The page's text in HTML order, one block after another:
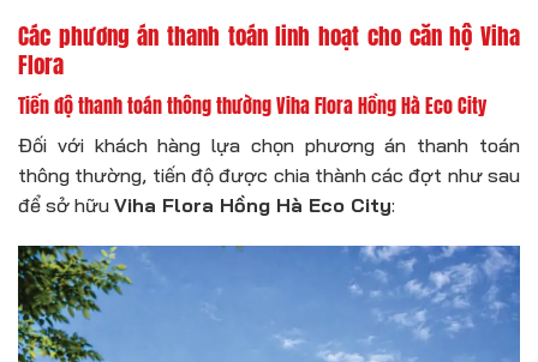
Các phương án thanh toán linh hoạt cho căn hộ Viha
Flora
Tiến độ thanh toán thông thường Viha Flora Hồng Hà Eco City
Đối với khách hàng lựa chọn phương án thanh toán
thông thường, tiến độ được chia thành các đợt như sau
để sở hữu Viha Flora Hồng Hà Eco City: